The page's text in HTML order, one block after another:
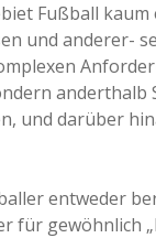
Fußball
und anderer-
anderthalb
und darüber
entweder
für gewöhnlich